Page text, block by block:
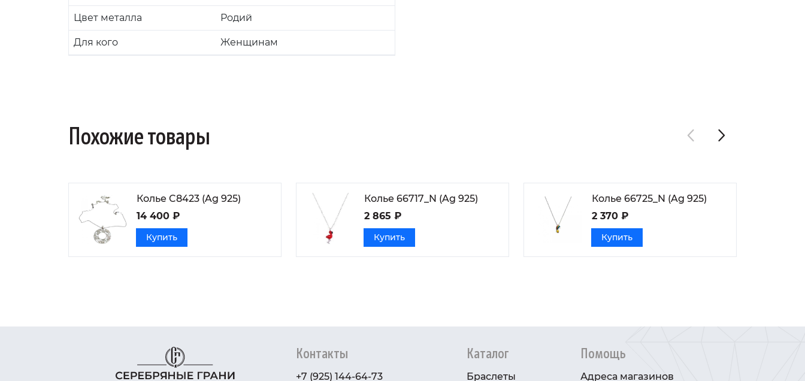
Цвет металла Родий
Для кого Женщинам
Похожие товары
Колье C8423 (Ag 925)
14 400 ₽
Купить
Колье 66717_N (Ag 925)
2 865 ₽
Купить
Колье 66725_N (Ag 925)
2 370 ₽
Купить
Контакты
+7 (925) 144-64-73
Каталог
Браслеты
Помощь
Адреса магазинов